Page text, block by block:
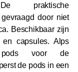
praktische
door niet
Beschikbaar zijn
capsules. Alps
voor de
de pods in een